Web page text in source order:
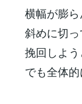
横幅が膨
斜めに切っ
挽回しよ
でも全体